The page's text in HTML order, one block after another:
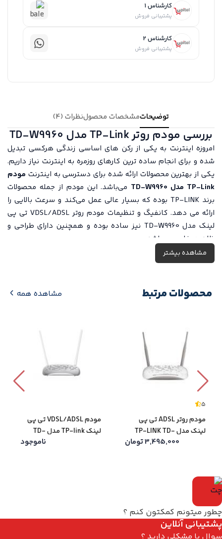
کارشناس 1
پشتیبانی فروش
کارشناس 2
پشتیبانی فروش
توضیحاتمشخصات محصولنظرات (4)
بررسی مودم روتر TP-Link مدل TD-W9960
امروزه اینترنت به یکی از رکن های اساسی زندگی هرکسی تبدیل
شده و برای انجام ساده ترین کارهای روزمره به اینترنت نیاز داریم.
یکی از بهترین محصولات ارائه شده برای دسترسی به اینترنت مودم
TP-Link مدل TD-W9960
می‌باشد. این مودم از جمله محصولات
برند TP-LINKبوده که بسیار عالی عمل می‌کند و سرعت بالایی را
ارائه می دهد. کانفیگ و تنظیمات مودم روتر VDSL/ADSL تی پی
لینک مدل TD-W9960 نیز ساده بوده و همچنین دارای طراحی و
ظاهری خاص می‌باشد.
است.TD-W9960یکی از قدرتمندترین
مودم بی‌سیم TD-W9960 اجازه می‌دهد تا به سرعت دانلود و آپلود
مشاهده بیشتر
محصولات مرتبط مشاهده همه
5
مودم روتر ADSL تی پی
لینک مدل TP-LINK TD-
3,495,000تومان
مودم VDSL/ADSL تی پی
لینک TP-link مدل TD-
ناموجود
چطور میتونم کمکتون کنم ؟
پشتیبانی آنلاین